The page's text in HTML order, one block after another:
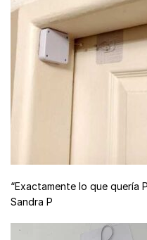
“Exactamente lo que quería
Sandra P